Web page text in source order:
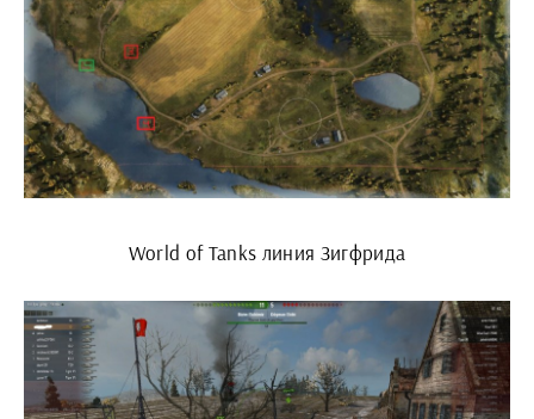
World of Tanks линия Зигфрида